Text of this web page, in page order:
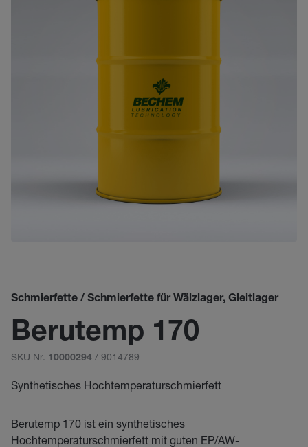
Schmierfette / Schmierfette für Wälzlager, Gleitlager
Berutemp 170
SKU Nr. 10000294 / 9014789
Synthetisches Hochtemperaturschmierfett
Berutemp 170 ist ein synthetisches
Hochtemperaturschmierfett mit guten EP/AW-